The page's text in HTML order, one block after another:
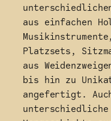
aus einfachen
Platzsets,
aus
bis hin zu
angefertigt.
unterschiedliche